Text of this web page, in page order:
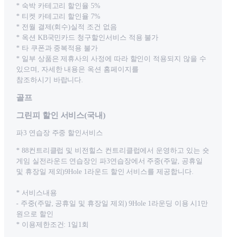
* 숙박 카테고리 할인율 5%
* 티켓 카테고리 할인율 7%
* 전월 결제(회수)실적 조건 없음
* 옥션 KB국민카드 청구할인서비스 적용 불가
* 타 쿠폰과 중복적용 불가
* 일부 상품은 제휴사의 사정에 따라 할인이 적용되지 않을 수
있으며, 자세한 내용은 옥션 홈페이지를
참조하시기 바랍니다.
골프
그린피 할인 서비스(국내)
파3 연습장 주중 할인서비스
* 88컨트리클럽 및 비전힐스 컨트리클럽에서 운영하고 있는 숏
게임 실전라운드 연습장인 파3연습장에서 주중(주말, 공휴일
및 휴장일 제외)9Hole 1라운드 할인 서비스를 제공합니다.
* 서비스내용
- 주중(주말, 공휴일 및 휴장일 제외) 9Hole 1라운딩 이용 시1만
원으로 할인
* 이용제한조건: 1일1회